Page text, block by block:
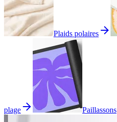
Plaids polaires
plage Paillassons